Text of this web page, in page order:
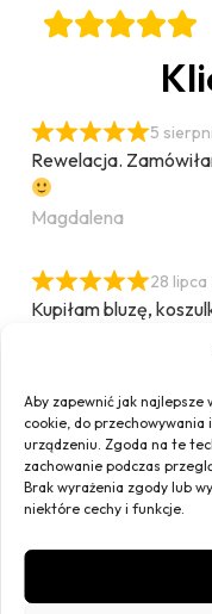
Aby zapewnić jak
cookie, do
urządzeniu. Zgoda na te
zachowanie podczas
Brak wyrażenia zgody lub
niektóre cechy i funkcje.
5
Rewelacja.
Magdalena
28
Kupiłam bluzę,
na więcej:) Polecam
Ewelina
27
Zamówiłam
przewygodna,
Agnieszka